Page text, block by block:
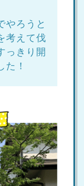
やろうと
考えて伐
っきり開
！